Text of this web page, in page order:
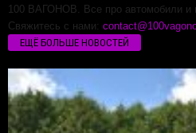
100 ВАГОНОВ. Все про автомобили и
Свяжитесь с нами:
ЕЩЁ БОЛЬШЕ НОВОСТЕЙ